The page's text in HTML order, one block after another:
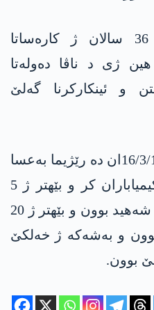
هەروه‌ها گۆت: «پشتی 36 سالان ژ کارەساتا
ژی د ناڤا دەولەتا
و ئینکارکرنا گەلێ
د رۆژەکە وەک ئیرۆ د 16/3/1988ان دە رێژیما بەعسا
ئیراقێ باژارێ هەلەبجە کیمیاباران کر و بێهتر ژ 5
هەزار وەلاتیێن وی باژاری شەهید بوون و بێهتر ژ 20
و بەشەکە ژ خەلکێ
بوون.